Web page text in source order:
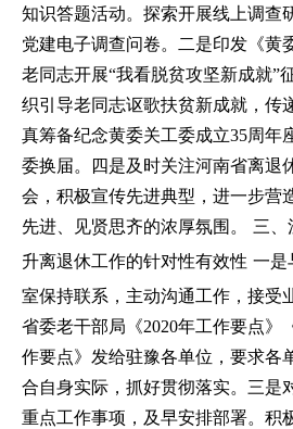
知识答题活动。探索开展线上调查
党建电子调查问卷。二是印发《黄
老同志开展“我看脱贫攻坚新成就”
织引导老同志讴歌扶贫新成就，传
真筹备纪念黄委关工委成立35周年
委换届。四是及时关注河南省离退
会，积极宣传先进典型，进一步营
先进、见贤思齐的浓厚氛围。
三、
升离退休工作的针对性有效性 一是
室保持联系，主动沟通工作，接受
省委老干部局《2020年工作要点》
作要点》发给驻豫各单位，要求各
合自身实际，抓好贯彻落实。三是
重点工作事项，及早安排部署。积